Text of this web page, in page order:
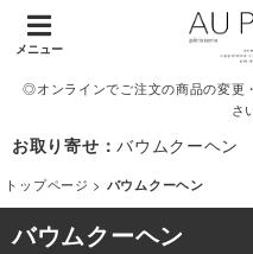
メニュー
◎オンラインでご注文の商品の変更
さ
お取り寄せ：バウムクーヘン
トップページ > バウムクーヘン
バウムクーヘン